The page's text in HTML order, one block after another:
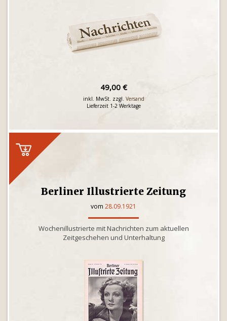
49,00 €
inkl. MwSt. zzgl. Versand
Lieferzeit 1-2 Werktage
Berliner Illustrierte Zeitung
vom 28.09.1921
Wochenillustrierte mit Nachrichten zum aktuellen
Zeitgeschehen und Unterhaltung